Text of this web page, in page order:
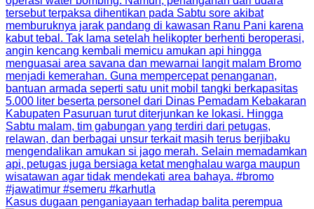
Kasus dugaan penganiayaan terhadap balita perempua